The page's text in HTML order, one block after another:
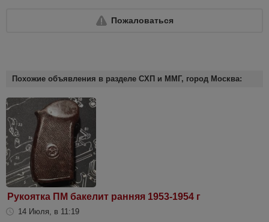
Пожаловаться
Похожие объявления в разделе СХП и ММГ, город Москва:
Рукоятка ПМ бакелит ранняя 1953-1954 г
14 Июля, в 11:19